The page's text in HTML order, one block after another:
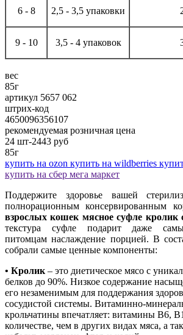
6 - 8 2,5 - 3,5 упаковки
9 - 10 3,5 - 4 упаковок
вес
85г
артикул 5657 062
штрих-код
4650096356107
рекомендуемая розничная цена
24 шт-2443 руб
85г
купить на ozon купить на wildberries
купить на сбер мега маркет
Поддержите здоровье вашей
полнорационным консервированным
взрослых кошек мясное суфле кролик
текстура суфле подарит даже
питомцам наслаждение порцией. В
собрали самые ценные компоненты:
• Кролик – это диетическое мясо с
белков до 90%. Низкое содержание
его незаменимым для поддержания
сосудистой системы. Витаминно-
крольчатины впечатляет: витамины В6,
количестве, чем в других видах мяса, а